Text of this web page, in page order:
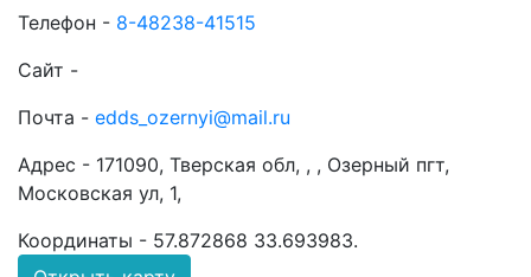
Телефон - 8-48238-41515
Сайт -
Почта - edds_ozernyi@mail.ru
Адрес - 171090, Тверская обл, , , Озерный пгт,
Московская ул, 1,
Координаты - 57.872868 33.693983.